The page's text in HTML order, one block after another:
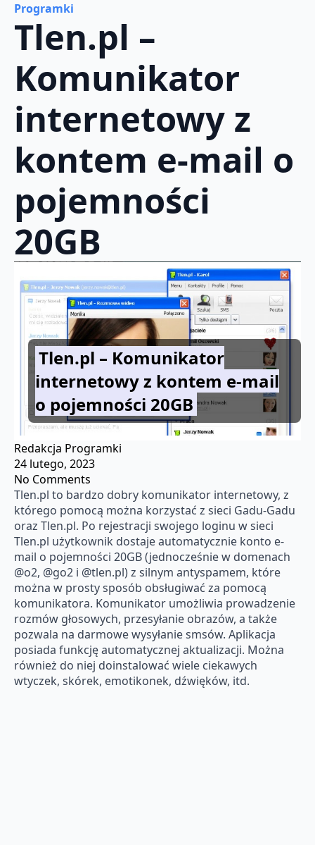
Programki
Tlen.pl –
Komunikator
internetowy z
kontem e-mail o
pojemności
20GB
Tlen.pl – Komunikator
internetowy z kontem e-mail
o pojemności 20GB
Redakcja Programki
24 lutego, 2023
No Comments
Tlen.pl to bardzo dobry komunikator internetowy, z
którego pomocą można korzystać z sieci Gadu-Gadu
oraz Tlen.pl. Po rejestracji swojego loginu w sieci
Tlen.pl użytkownik dostaje automatycznie konto e-
mail o pojemności 20GB (jednocześnie w domenach
@o2, @go2 i @tlen.pl) z silnym antyspamem, które
można w prosty sposób obsługiwać za pomocą
komunikatora. Komunikator umożliwia prowadzenie
rozmów głosowych, przesyłanie obrazów, a także
pozwala na darmowe wysyłanie smsów. Aplikacja
posiada funkcję automatycznej aktualizacji. Można
również do niej doinstalować wiele ciekawych
wtyczek, skórek, emotikonek, dźwięków, itd.